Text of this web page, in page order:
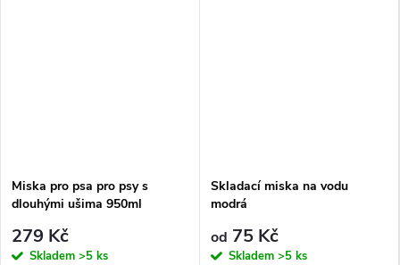
Miska pro psa pro psy s
dlouhými ušima 950ml
279 Kč
Skladem >5 ks
Skladací miska na vodu
modrá
od 75 Kč
Skladem >5 ks